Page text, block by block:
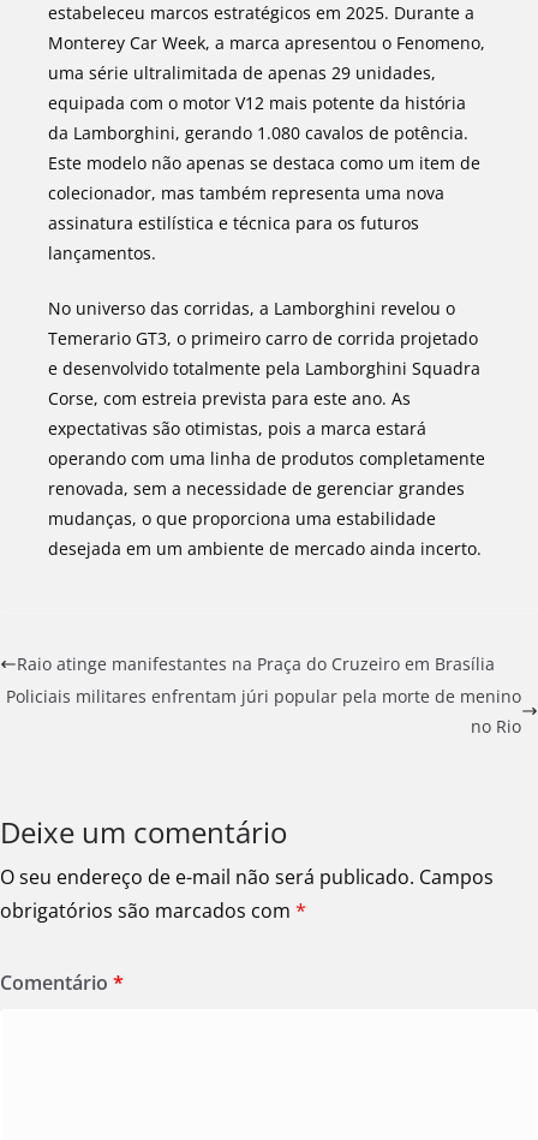
estabeleceu marcos estratégicos em 2025. Durante a
Monterey Car Week, a marca apresentou o Fenomeno,
uma série ultralimitada de apenas 29 unidades,
equipada com o motor V12 mais potente da história
da Lamborghini, gerando 1.080 cavalos de potência.
Este modelo não apenas se destaca como um item de
colecionador, mas também representa uma nova
assinatura estilística e técnica para os futuros
lançamentos.
No universo das corridas, a Lamborghini revelou o
Temerario GT3, o primeiro carro de corrida projetado
e desenvolvido totalmente pela Lamborghini Squadra
Corse, com estreia prevista para este ano. As
expectativas são otimistas, pois a marca estará
operando com uma linha de produtos completamente
renovada, sem a necessidade de gerenciar grandes
mudanças, o que proporciona uma estabilidade
desejada em um ambiente de mercado ainda incerto.
Raio atinge manifestantes na Praça do Cruzeiro em Brasília
Policiais militares enfrentam júri popular pela morte de menino
no Rio
Deixe um comentário
O seu endereço de e-mail não será publicado. Campos
obrigatórios são marcados com *
Comentário *